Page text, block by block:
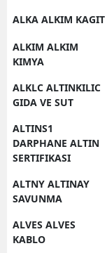
ALKA ALKIM KAGIT
ALKIM ALKIM
KIMYA
ALKLC ALTINKILIC
GIDA VE SUT
ALTINS1
DARPHANE ALTIN
SERTIFIKASI
ALTNY ALTINAY
SAVUNMA
ALVES ALVES
KABLO